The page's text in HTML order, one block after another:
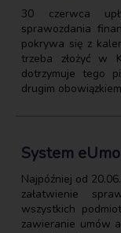
30 czerwca
sprawozdania
pokrywa się z
trzeba złożyć w
dotrzymuje tego
drugim
System
Najpóźniej od
załatwienie
wszystkich
zawieranie umów